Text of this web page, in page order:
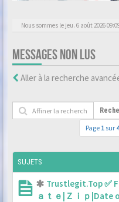
Nous sommes le jeu. 6 août 2026
MESSAGES NON LUS
Aller à la recherche
Page 1 sur
SUJETS
Trustlegit.Top ✅
ａｔｅ|Ｚｉｐ|Date